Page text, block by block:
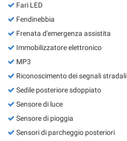
Fari LED
Fendinebbia
Frenata d'emergenza assistita
Immobilizzatore elettronico
MP3
Riconoscimento dei segnali stradali
Sedile posteriore sdoppiato
Sensore di luce
Sensore di pioggia
Sensori di parcheggio posteriori